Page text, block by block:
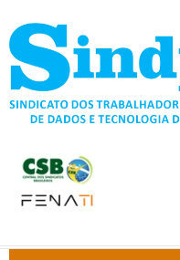
para
conteúdo